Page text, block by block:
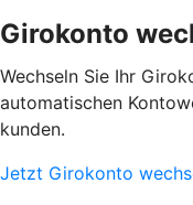
Girokonto
Wechseln Sie Ihr
automatischen
kunden.
Jetzt Girokonto